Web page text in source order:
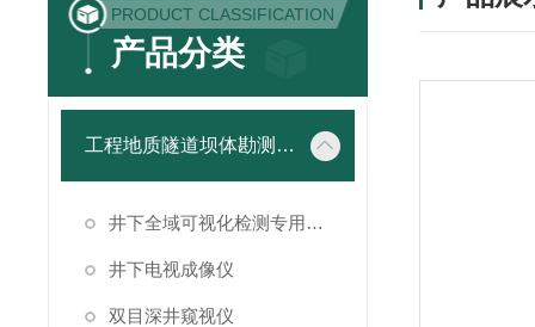
PRODUCT CLASSIFICATION
产品分类
工程地质隧道坝体勘测仪器
井下全域可视化检测专用成像设备
井下电视成像仪
双目深井窥视仪